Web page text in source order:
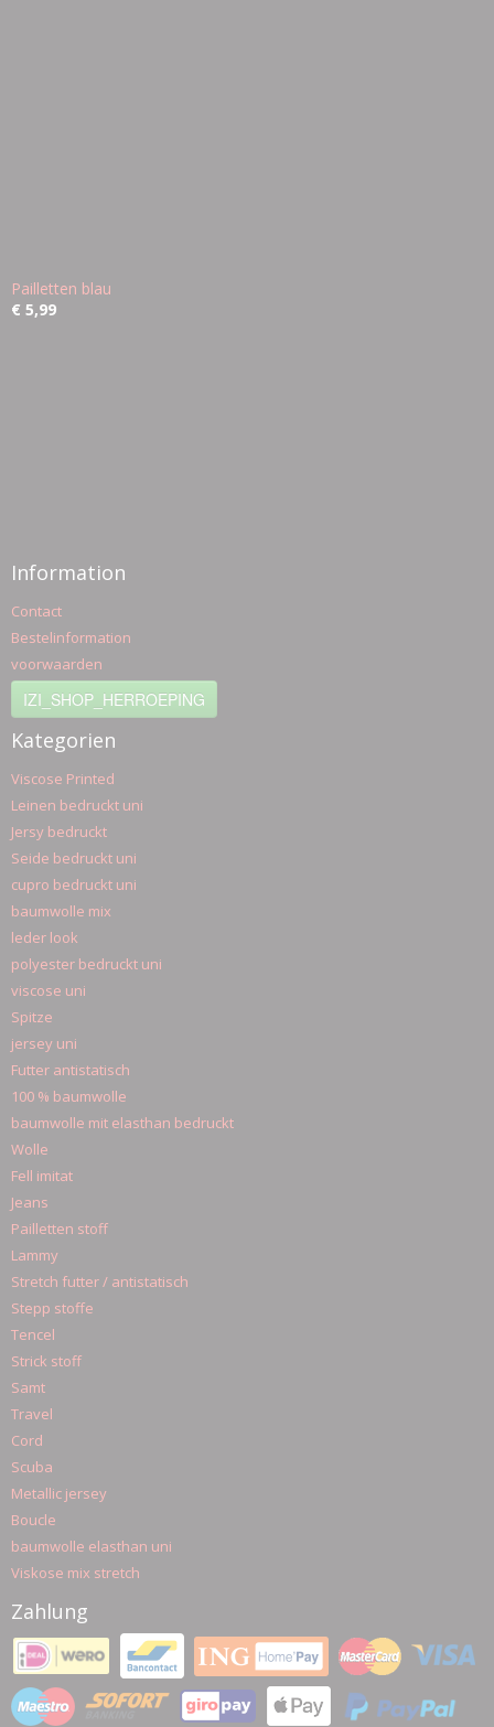
Pailletten blau
€ 5,99
Information
Contact
Bestelinformation
voorwaarden
IZI_SHOP_HERROEPING
Kategorien
Viscose Printed
Leinen bedruckt uni
Jersy bedruckt
Seide bedruckt uni
cupro bedruckt uni
baumwolle mix
leder look
polyester bedruckt uni
viscose uni
Spitze
jersey uni
Futter antistatisch
100 % baumwolle
baumwolle mit elasthan bedruckt
Wolle
Fell imitat
Jeans
Pailletten stoff
Lammy
Stretch futter / antistatisch
Stepp stoffe
Tencel
Strick stoff
Samt
Travel
Cord
Scuba
Metallic jersey
Boucle
baumwolle elasthan uni
Viskose mix stretch
Zahlung